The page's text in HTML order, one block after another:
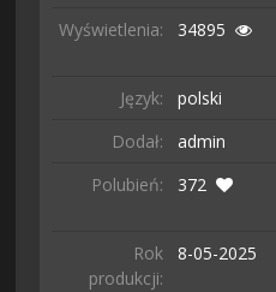
Wyświetlenia: 34895
Język:
polski
Dodał:
admin
Polubień:
372
Rok
produkcji:
8-05-2025